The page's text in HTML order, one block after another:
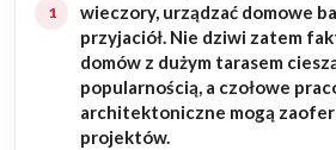
Rozbudowa
Remonty
Budynki biurowe
wieczory, urządzać domowe
przyjaciół. Nie dziwi zatem
domów z dużym tarasem
popularnością, a czołowe
architektoniczne mogą
projektów.